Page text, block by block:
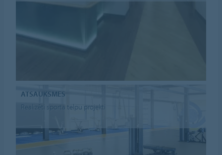
ATSAUKSMES
Realizēti sporta telpu projekti